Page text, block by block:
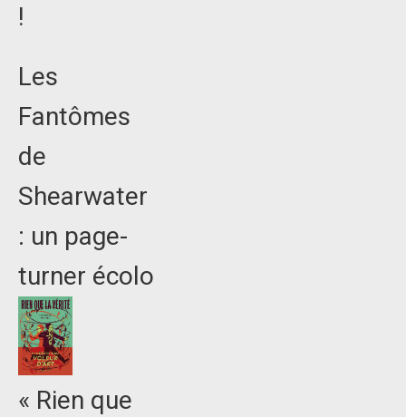
!
Les
Fantômes
de
Shearwater
: un page-
turner écolo
« Rien que